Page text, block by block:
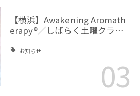
【横浜】Awakening Aromath
erapy®／しばらく土曜クラ…
お知らせ
03